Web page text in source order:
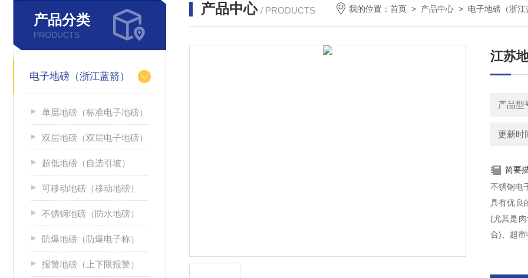
产品分类
PRODUCTS
电子地磅（浙江蓝箭）
单层地磅（标准电子地磅）
双层地磅（双层电子地磅）
超低地磅（自选引坡）
可移动地磅（移动地磅）
不锈钢地磅（防水地磅）
防爆地磅（防爆电子称）
报警地磅（上下限报警）
产品中心 / PRODUCTS 我的位置：首页 > 产品中心 > 电子地磅（浙江
江苏
产品型
更新时
简要
不锈钢电
具有优良
(尤其是
合)、超